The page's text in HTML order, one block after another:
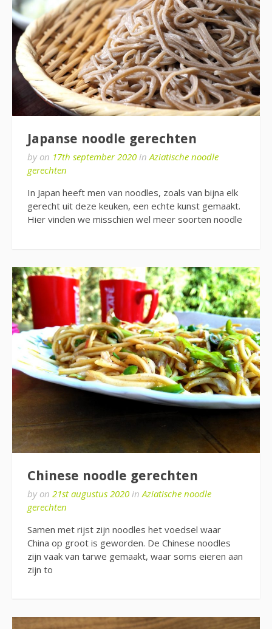
Japanse noodle gerechten
by on 17th september 2020 inAziatische noodle
gerechten
In Japan heeft men van noodles, zoals van bijna elk
gerecht uit deze keuken, een echte kunst gemaakt.
Hier vinden we misschien wel meer soorten noodle
Chinese noodle gerechten
by on 21st augustus 2020 in Aziatische noodle
gerechten
Samen met rijst zijn noodles het voedsel waar
China op groot is geworden. De Chinese noodles
zijn vaak van tarwe gemaakt, waar soms eieren aan
zijn to